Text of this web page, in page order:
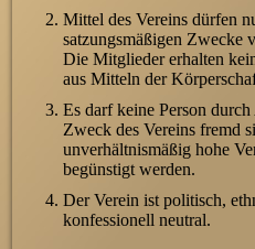
Mittel des Vereins dürfen
satzungsmäßigen Zwecke
Die Mitglieder erhalten
aus Mitteln der
Es darf keine Person
Zweck des Vereins fremd
unverhältnismäßig hohe
begünstigt werden.
Der Verein ist politisch,
konfessionell neutral.